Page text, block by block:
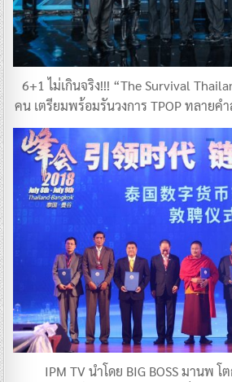
6+1 ไม่เกินจริง!!! “The Survival
คน เตรียมพร้อมรันวงการ TPOP ทลายค
IPM TV นำโดย BIG BOSS มานพ โ